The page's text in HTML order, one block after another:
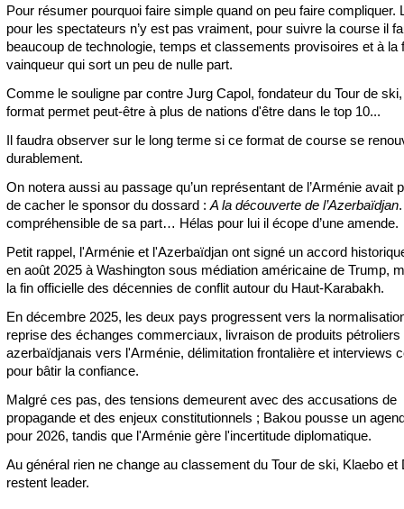
Pour résumer pourquoi faire simple quand on peu faire compliquer.
pour les spectateurs n’y est pas vraiment, pour suivre la course il
beaucoup de technologie, temps et classements provisoires et à la
vainqueur qui sort un peu de nulle part.
Comme le souligne par contre Jurg Capol, fondateur du Tour de
format permet peut-être à plus de nations d'être dans le top 10...
Il faudra observer sur le long terme si ce format de course se
durablement.
On notera aussi au passage qu’un représentant de l’Arménie avait
de cacher le sponsor du dossard : A la découverte de l’Azerbaïdjan
compréhensible de sa part… Hélas pour lui il écope d’une amende.
Petit rappel, l'Arménie et l'Azerbaïdjan ont signé un accord
en août 2025 à Washington sous médiation américaine de Trump,
la fin officielle des décennies de conflit autour du Haut-Karabakh.
En décembre 2025, les deux pays progressent vers la
reprise des échanges commerciaux, livraison de produits pétroliers
azerbaïdjanais vers l'Arménie, délimitation frontalière et interviews
pour bâtir la confiance.​
Malgré ces pas, des tensions demeurent avec des accusations de
propagande et des enjeux constitutionnels ; Bakou pousse un
pour 2026, tandis que l'Arménie gère l'incertitude diplomatique.
Au général rien ne change au classement du Tour de ski, Klaebo et
restent leader.